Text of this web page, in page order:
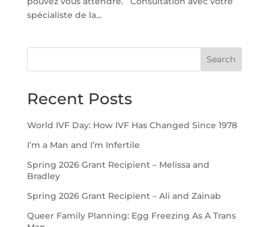
spécialiste de la...
Search
Recent Posts
World IVF Day: How IVF Has Changed Since 1978
I’m a Man and I’m Infertile
Spring 2026 Grant Recipient – Melissa and
Bradley
Spring 2026 Grant Recipient – Ali and Zainab
Queer Family Planning: Egg Freezing As A Trans